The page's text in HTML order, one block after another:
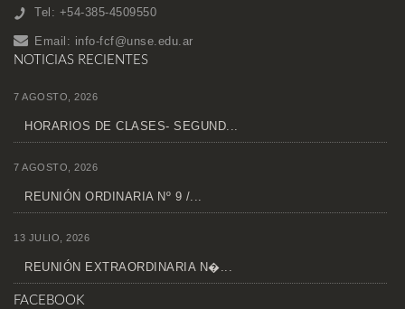
Tel: +54-385-4509550
Email: info-fcf@unse.edu.ar
NOTICIAS RECIENTES
7 AGOSTO, 2026
HORARIOS DE CLASES- SEGUND...
7 AGOSTO, 2026
REUNIÓN ORDINARIA Nº 9 /...
13 JULIO, 2026
REUNIÓN EXTRAORDINARIA N�...
FACEBOOK